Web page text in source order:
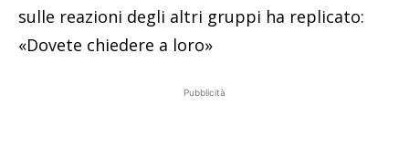
sulle reazioni degli altri gruppi ha replicato:
«Dovete chiedere a loro»
Pubblicità